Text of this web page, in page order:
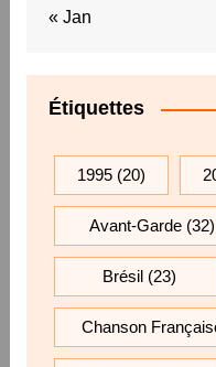
« Jan
Étiquettes
1995(20)
Avant-Garde(32)
Brésil (23)
Chanson